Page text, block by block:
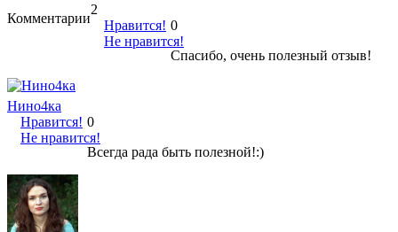
Комментарии
2
Нравится!
Не нравится!
0
Спасибо, очень полезный отзыв!
Нино4ка
Нравится!
Не нравится!
0
Всегда рада быть полезной!:)